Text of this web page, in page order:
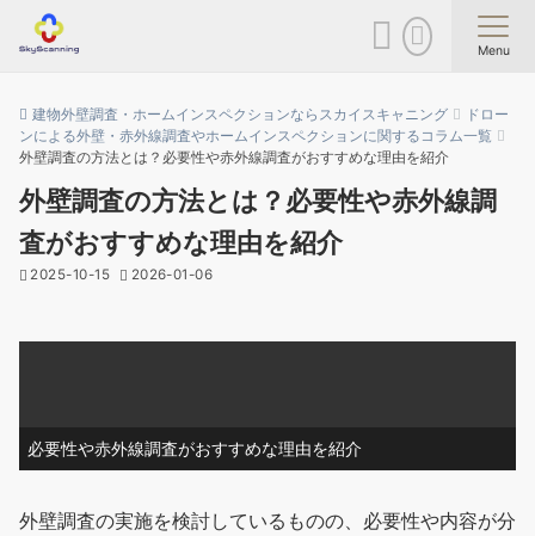
Menu
建物外壁調査・ホームインスペクションならスカイスキャニング
ドロー
ンによる外壁・赤外線調査やホームインスペクションに関するコラム一覧
外壁調査の方法とは？必要性や赤外線調査がおすすめな理由を紹介
外壁調査の方法とは？必要性や赤外線調
査がおすすめな理由を紹介
2025-10-15 2026-01-06
必要性や赤外線調査がおすすめな理由を紹介
外壁調査の実施を検討しているものの、必要性や内容が分